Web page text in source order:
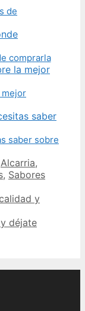
de
comprarla
mejor
saber sobre
Alcarria,
, Sabores
y
déjate